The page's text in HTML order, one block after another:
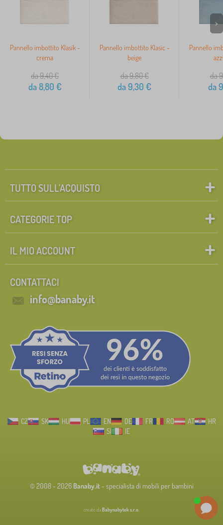
Pannello imbottito Klasik -
crema
da 9,40€
da8,80 €
Pannello imbottito Klasic -
beige
da 9,80€
da9,30 €
Pannello
da
da
>
TUTTO SULL’ACQUISTO
CATEGORIE TOP
IL MIO ACCOUNT
CONTATTACI
info@banaby.it
CZ SK HU PL EN DE FR RO AT
HR
SI
IE
© 2008 - 2026 Banaby.it- specialista di mobili per bambini
creato da Babynabytek s.r.o.